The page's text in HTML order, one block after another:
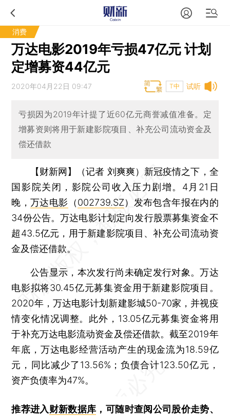
消费
万达电影2019年亏损47亿元 计划
定增募资44亿元
试听
2020年04月22日 09:47 T中
亏损因为2019年计提了近60亿元商誉减值准备。定
增募资则将用于新建影院项目、补充公司流动资金及
偿还借款
【财新网】（记者 刘爽爽） 新冠疫情之下，全
国影院关闭，影院公司收入压力剧增。4月21日
晚，万达电影 （002739.SZ）发布包含年报在内的
34份公告。万达电影计划定向发行股票募集资金不
超43.5亿元，用于新建影院项目、补充公司流动资
金及偿还借款。
公告显示，本次发行尚未确定发行对象。万达
电影拟将30.45亿元募集资金用于新建影院项目。
2020年，万达电影计划新建影城50-70家，并视疫
情变化情况调整。此外，13.05亿元募集资金将用
于补充万达电影流动资金及偿还借款。截至2019年
年底，万达电影经营活动产生的现金流为18.59亿
元，同比减少了13.56%；负债合计123.50亿元，
资产负债率为47%。
推荐进入财新数据库 ，可随时查阅公司股价走势、